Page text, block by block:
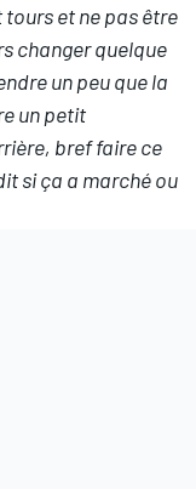
et ne pas être
changer quelque
un peu que la
un petit
bref faire ce
si ça a marché ou